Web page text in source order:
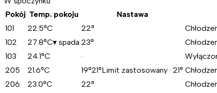
Pokój Temp. pokoju Nastawa
101
22.5°C 22°
102
27.8°C▾ spada 23°
103
24.1°C ·
205
21.6°C 19°21°Limit zastosowany · 21°
206
23.0°C 22°